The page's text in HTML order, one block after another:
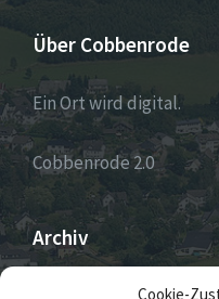
Cookie-
Über Cobbenrode
Ein Ort wird digital.
Cobbenrode 2.0
Archiv